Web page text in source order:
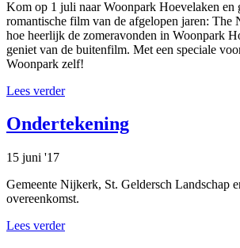
Kom op 1 juli naar Woonpark Hoevelaken en
romantische film van de afgelopen jaren: The
hoe heerlijk de zomeravonden in Woonpark
geniet van de buitenfilm. Met een speciale
Woonpark zelf!
Lees verder
Ondertekening
15 juni '17
Gemeente Nijkerk, St. Geldersch Landschap
overeenkomst.
Lees verder